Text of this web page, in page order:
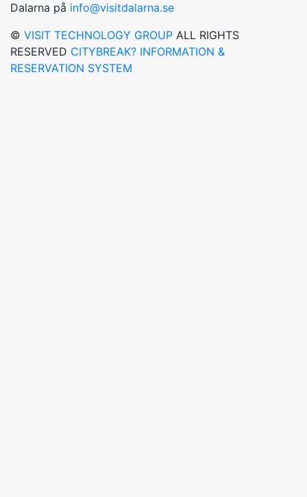
Dalarna på info@visitdalarna.se
© VISIT TECHNOLOGY GROUP ALL RIGHTS
RESERVED CITYBREAK? INFORMATION &
RESERVATION SYSTEM